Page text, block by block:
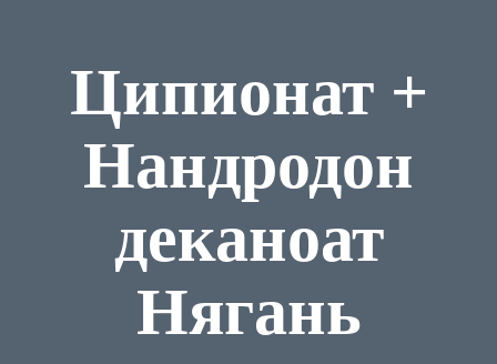
Ципионат +
Нандродон
деканоат
Нягань